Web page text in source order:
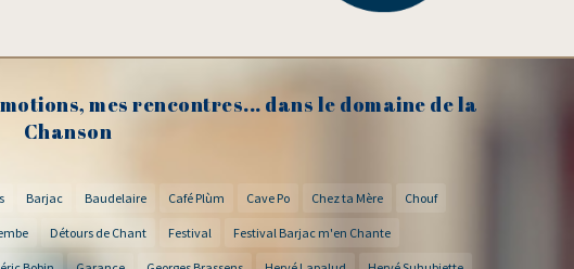
mes rencontres... dans le domaine de la
Chanson
Barjac Baudelaire Café Plùm Cave Po Chez ta Mère Chouf
Détours de Chant Festival Festival Barjac m'en Chante